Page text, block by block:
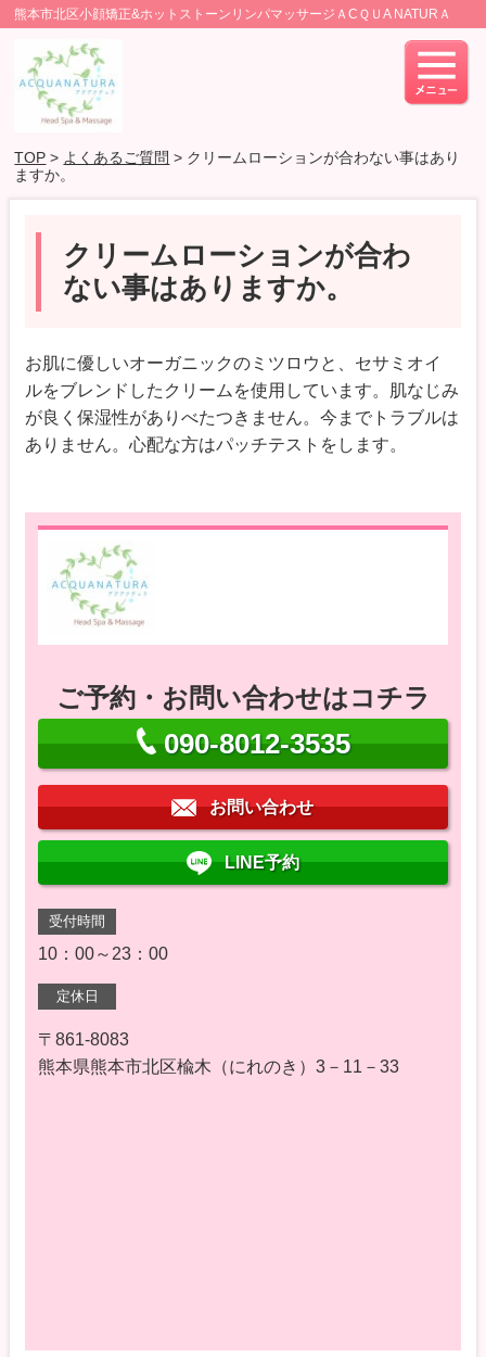
熊本市北区小顔矯正&ホットストーンリンパマッサージＡCＱＵA NATURＡ
TOP > よくあるご質問 > クリームローションが合わない事はあり
ますか。
クリームローションが合わ
ない事はありますか。
お肌に優しいオーガニックのミツロウと、セサミオイ
ルをブレンドしたクリームを使用しています。肌なじみ
が良く保湿性がありべたつきません。今までトラブルは
ありません。心配な方はパッチテストをします。
ご予約・お問い合わせはコチラ
090-8012-3535
お問い合わせ
LINE予約
受付時間
10：00～23：00
定休日
〒861-8083
熊本県熊本市北区楡木（にれのき）3－11－33